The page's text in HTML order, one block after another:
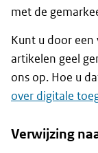
met de
Kunt u door een
artikelen geel
ons op. Hoe u
over digitale
Verwijzing